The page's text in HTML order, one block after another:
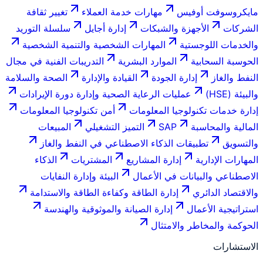
مايكروسوفت أوفيس مهارات خدمة العملاء
تغيير ثقافة
الشركات
الأجهزة والشبكات إدارة أجايل
سلسلة التوريد
والخدمات اللوجستية
المهارات الشخصية والتنمية الشخصية
الحوسبة السحابية
الموارد البشرية
التدريبات الفنية في مجال
النفط والغاز
إدارة الجودة القيادة والإدارة
الصحة والسلامة
والبيئة (HSE)
عمليات الرعاية الصحية وإدارة دورة الإيرادات
إدارة خدمات تكنولوجيا المعلومات
أمن تكنولوجيا المعلومات
المالية والمحاسبة
SAP التميز التشغيلي
المبيعات
والتسويق
تطبيقات الذكاء الاصطناعي في النفط والغاز
المهارات الإدارية
إدارة المشاريع المشتريات
الذكاء
الاصطناعي والبيانات في الأعمال
البيئة وإدارة النفايات
والاقتصاد الدائري
إدارة الطاقة وكفاءة الطاقة والاستدامة
استراتيجية الأعمال
إدارة الصيانة والموثوقية والهندسة
الحوكمة والمخاطر والامتثال
الاستشارات